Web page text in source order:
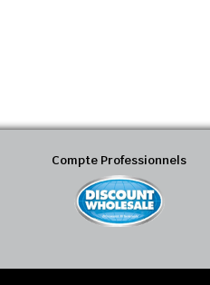
Compte Professionnels